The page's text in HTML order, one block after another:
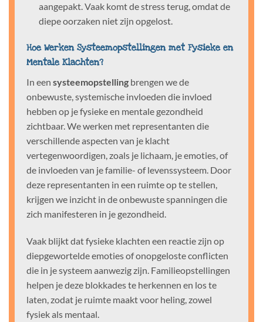
aangepakt. Vaak komt de stress terug, omdat de
diepe oorzaken niet zijn opgelost.
Hoe Werken Systeemopstellingen met Fysieke en
Mentale Klachten?
In een systeemopstelling brengen we de
onbewuste, systemische invloeden die invloed
hebben op je fysieke en mentale gezondheid
zichtbaar. We werken met representanten die
verschillende aspecten van je klacht
vertegenwoordigen, zoals je lichaam, je emoties, of
de invloeden van je familie- of levenssysteem. Door
deze representanten in een ruimte op te stellen,
krijgen we inzicht in de onbewuste spanningen die
zich manifesteren in je gezondheid.
Vaak blijkt dat fysieke klachten een reactie zijn op
diepgewortelde emoties of onopgeloste conflicten
die in je systeem aanwezig zijn. Familieopstellingen
helpen je deze blokkades te herkennen en los te
laten, zodat je ruimte maakt voor heling, zowel
fysiek als mentaal.